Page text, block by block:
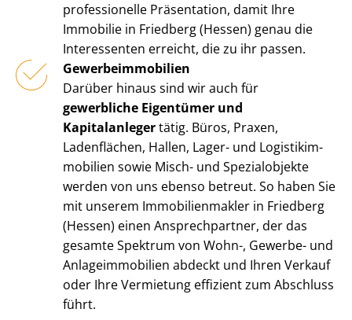
professionelle Präsentation, damit Ihre
Immobilie in Friedberg (Hessen) genau die
Interessenten erreicht, die zu ihr passen.
Ge­wer­be­im­mo­bi­li­en
Darüber hinaus sind wir auch für
gewerbliche Eigentümer und
Kapitalanlegertätig. Büros, Praxen,
Ladenflächen, Hallen, Lager- und Lo­gis­tik­im­
mo­bi­li­en sowie Misch- und Spezialobjekte
werden von uns ebenso betreut. So haben Sie
mit unserem Im­mo­bi­li­en­mak­ler in Friedberg
(Hessen) einen Ansprechpartner, der das
gesamte Spektrum von Wohn-, Gewerbe- und
An­la­ge­im­mo­bi­li­en abdeckt und Ihren Verkauf
oder Ihre Vermietung effizient zum Abschluss
führt.